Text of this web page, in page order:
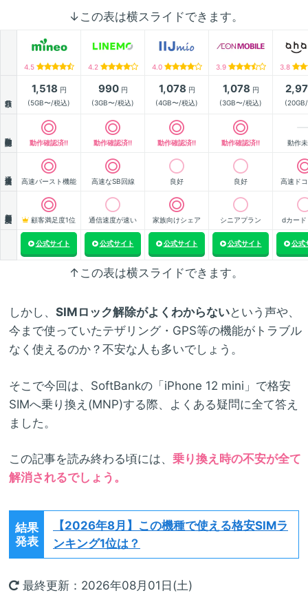
↓この表は横スライドできます。
4.5 4.2 4.0 3.9 3.8
1,518 円
(5GB〜/税込)
990円
(3GB〜/税込)
1,078 円
(4GB〜/税込)
1,078 円
(3GB〜/税込)
動作確認済!! 動作確認済!! 動作確認済!! 動作確認済!! 動作
高速バースト機能 高速なSB回線 良好 良好 高速ド
顧客満足度1位 通信速度が速い 家族向けシェア シニアプラン dカード
公式サイト 公式サイト 公式サイト 公式サイト 公式
↑この表は横スライドできます。
しかし、 SIMロック解除がよくわからないという声や、
今まで使っていたテザリング・GPS等の機能がトラブル
なく使えるのか？不安な人も多いでしょう。
そこで今回は、SoftBankの「iPhone 12 mini」で格安
SIMへ乗り換え(MNP)する際、よくある疑問に全て答え
ました。
この記事を読み終わる頃には、 乗り換え時の不安が全て
解消されるでしょう。
結果
発表
【2026年8月】 この機種で使える格安SIMラ
ンキング1位は？
最終更新：2026年08月01日(土)